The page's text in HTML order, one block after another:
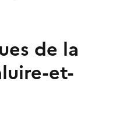
de la
et-